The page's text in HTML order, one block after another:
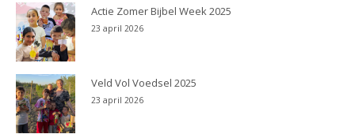
Actie Zomer Bijbel Week 2025
23 april 2026
Veld Vol Voedsel 2025
23 april 2026